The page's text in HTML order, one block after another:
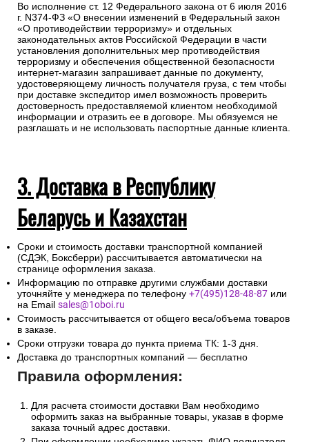
Во исполнение ст. 12 Федерального закона от 6 июля 2016
г. N374-ФЗ «О внесении изменений в Федеральный закон
«О противодействии терроризму» и отдельных
законодательных актов Российской Федерации в части
установления дополнительных мер противодействия
терроризму и обеспечения общественной безопасности
интернет-магазин запрашивает данные по документу,
удостоверяющему личность получателя груза, с тем чтобы
при доставке экспедитор имел возможность проверить
достоверность предоставляемой клиентом необходимой
информации и отразить ее в договоре. Мы обязуемся не
разглашать и не использовать паспортные данные клиента.
3. Доставка в Республику
Беларусь и Казахстан
Сроки и стоимость доставки транспортной компанией
(СДЭК, Боксберри) рассчитывается автоматически на
странице оформления заказа.
Информацию по отправке другими службами доставки
уточняйте у менеджера по телефону +7(495)128-48-87 или
на Email sales@1oboi.ru
Стоимость рассчитывается от общего веса/объема товаров
в заказе.
Сроки отгрузки товара до пункта приема ТК: 1-3 дня.
Доставка до транспортных компаний — бесплатно
Правила оформления:
Для расчета стоимости доставки Вам необходимо
оформить заказ на выбранные товары, указав в форме
заказа точный адрес доставки.